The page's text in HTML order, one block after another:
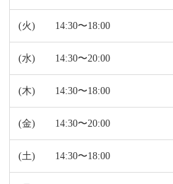
14:30〜18:00
14:30〜20:00
14:30〜18:00
14:30〜20:00
14:30〜18:00